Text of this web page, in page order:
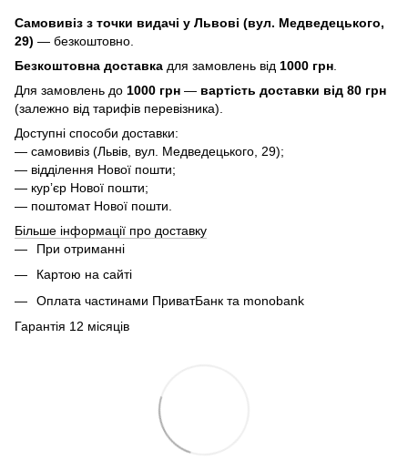
Самовивіз з точки видачі у Львові (вул. Медведецького,
29) — безкоштовно.
Безкоштовна доставка для замовлень від 1000 грн
Для замовлень до 1000 грн — вартість доставки від 80 грн
(залежно від тарифів перевізника).
Доступні способи доставки:
— самовивіз (Львів, вул. Медведецького, 29);
— відділення Нової пошти;
— курʼєр Нової пошти;
— поштомат Нової пошти.
Більше інформації про доставку
При отриманні
Картою на сайті
Оплата частинами ПриватБанк та monobank
Гарантія 12 місяців